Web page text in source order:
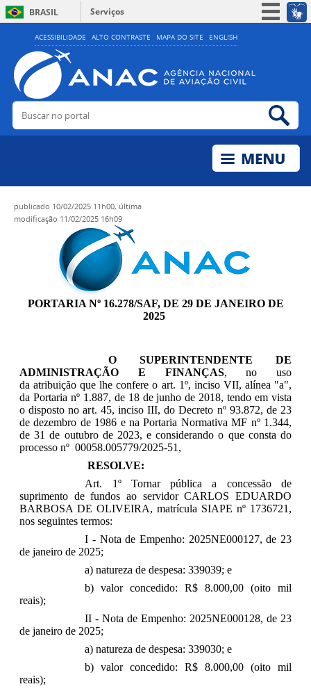
ACESSIBILIDADE ALTO CONTRASTE MAPA DO SITE ENGLISH
BRASIL
Serviços
Simplifique!
Acesso à informação
Legislação
Buscar no portal
publicado 10/02/2025 11h00, última
modificação 11/02/2025 16h09
PORTARIA Nº 16.278/SAF, DE 29 DE JANEIRO DE
2025
O SUPERINTENDENTE DE
ADMINISTRAÇÃO E FINANÇAS, no uso
da atribuição que lhe confere o art. 1º, inciso VII, alínea "a",
da Portaria nº 1.887, de 18 de junho de 2018, tendo em vista
o disposto no art. 45, inciso III, do Decreto nº 93.872, de 23
de dezembro de 1986 e na Portaria Normativa MF nº 1.344,
de 31 de outubro de 2023, e considerando o que consta do
processo nº 00058.005779/2025-51,
RESOLVE:
Art. 1º Tornar pública a concessão de
suprimento de fundos ao servidorCARLOS EDUARDO
BARBOSA DE OLIVEIRA, matrícula SIAPE nº 1736721,
nos seguintes termos:
I - Nota de Empenho: 2025NE000127, de 23
de janeiro de 2025;
a) natureza de despesa:339039; e
b) valor concedido:R$ 8.000,00 (oito mil
reais);
II - Nota de Empenho:2025NE000128, de 23
de janeiro de 2025;
a) natureza de despesa:339030; e
b) valor concedido:R$ 8.000,00 (oito mil
reais);